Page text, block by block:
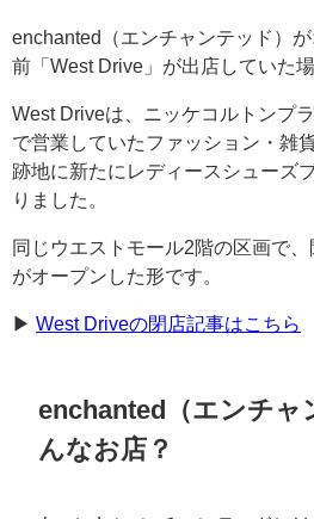
enchanted（エンチャンテッド）
前「West Drive」が出店していた場
West Driveは、ニッケコルトンプ
で営業していたファッション・雑
跡地に新たにレディースシューズ
りました。
同じウエストモール2階の区画で
がオープンした形です。
▶︎ West Driveの閉店記事はこちら
enchanted（エンチャ
んなお店？